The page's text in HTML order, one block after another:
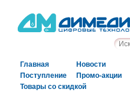
Главная
Новости
Поступление
Промо-акции
Товары со скидкой